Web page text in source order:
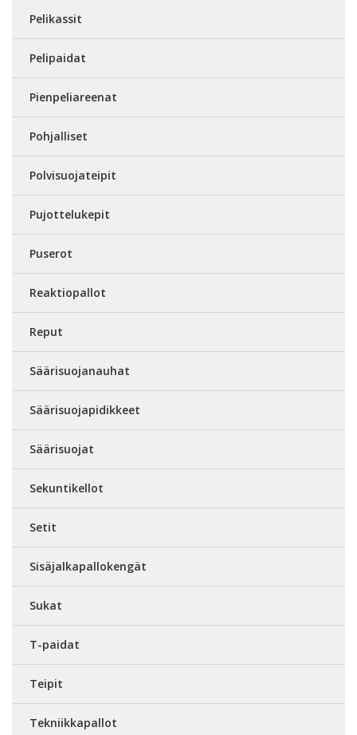
Pelikassit
Pelipaidat
Pienpeliareenat
Pohjalliset
Polvisuojateipit
Pujottelukepit
Puserot
Reaktiopallot
Reput
Säärisuojanauhat
Säärisuojapidikkeet
Säärisuojat
Sekuntikellot
Setit
Sisäjalkapallokengät
Sukat
T-paidat
Teipit
Tekniikkapallot